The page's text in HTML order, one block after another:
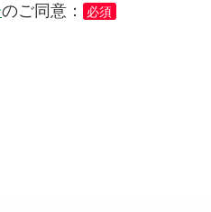
のご同意： 必須